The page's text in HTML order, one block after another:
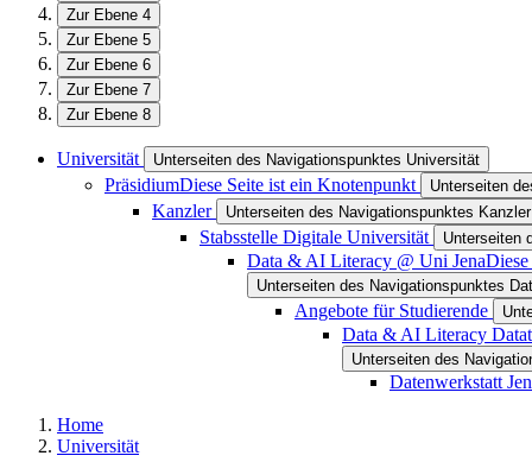
Zur Ebene 4
Zur Ebene 5
Zur Ebene 6
Zur Ebene 7
Zur Ebene 8
Universität Unterseiten des Navigationspunktes Universität
PräsidiumDiese Seite ist ein Knotenpunkt Unterseiten
Kanzler Unterseiten des Navigationspunktes Kanzler
Stabsstelle Digitale Universität Unterseiten
Data & AI Literacy @ Uni Jena
Unterseiten des Navigationspunktes
Angebote für Studierende
Data & AI Literacy
Unterseiten des
Datenwerkstatt
Home
Universität